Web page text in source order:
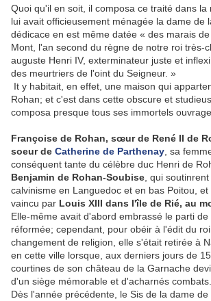
Quoi qu'il en soit, il composa ce traité dans la
lui avait officieusement ménagée la dame de
dédicace en est même datée « des marais
Mont, l'an second du règne de notre roi très-
auguste Henri IV, exterminateur juste et
des meurtriers de l'oint du Seigneur. »
It y habitait, en effet, une maison qui
Rohan; et c'est dans cette obscure et
composa presque tous ses immortels
Françoise de Rohan, sœur de René II de
soeur de Catherine de Parthenay , sa
conséquent tante du célèbre duc Henri de
Benjamin de Rohan-Soubise , qui
calvinisme en Languedoc et en bas Poitou,
vaincu par Louis XIII dans l'île de Rié, au
Elle-même avait d'abord embrassé le parti de
réformée; cependant, pour obéir à l'édit du
changement de religion, elle s'était retirée à
en cette ville lorsque, aux derniers jours de
courtines de son château de la Garnache
d'un siège mémorable et d'acharnés combats.
Dès l'année précédente, le Sis de la dame